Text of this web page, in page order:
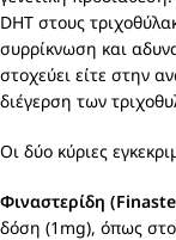
DHT στους
συρρίκνωση και
στοχεύει είτε στην
διέγερση των
Οι δύο κύριες
Φιναστερίδη
δόση (1mg), όπως